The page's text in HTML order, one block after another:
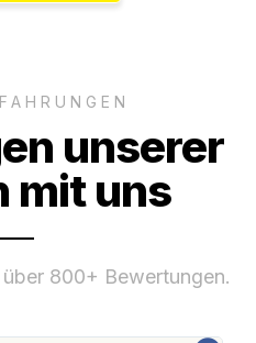
unserer
mit uns
über 800+ Bewertungen.